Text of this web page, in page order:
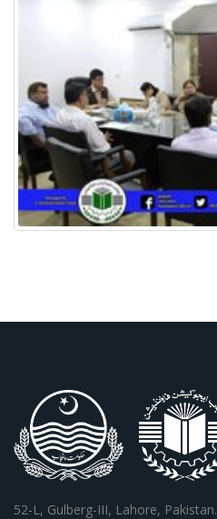
52-L, Gulberg-III, Lahore, Pakistan.